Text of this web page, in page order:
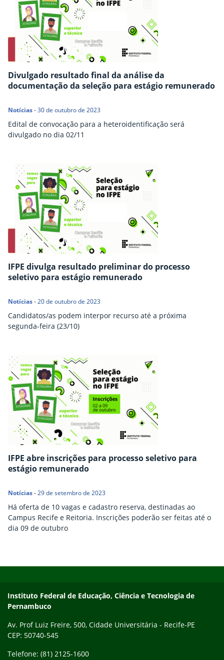
Divulgado resultado final da análise da
documentação da seleção para estágio remunerado
Notícias-30 de outubro de 2023
Edital de convocação para a heteroidentificação será
divulgado no dia 02/11
IFPE divulga resultado preliminar do processo
seletivo para estágio remunerado
Notícias-20 de outubro de 2023
Candidatos/as podem interpor recurso até a próxima
segunda-feira (23/10)
IFPE abre inscrições para processo seletivo para
estágio remunerado
Notícias-29 de setembro de 2023
Há oferta de 10 vagas e cadastro reserva, destinadas ao
Campus Recife e Reitoria. Inscrições poderão ser feitas até o
dia 09 de outubro
Instituto Federal de Educação, Ciência e Tecnologia de
Pernambuco
Av. Prof Luiz Freire, 500, Cidade Universitária - Recife-PE
CEP: 50740-545
Telefone: (81) 2125-1600